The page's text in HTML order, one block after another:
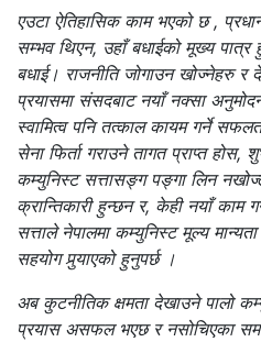
एउटा ऐतिहासिक काम भएको छ ,
सम्भव थिएन, उहाँ बधाईको मूख्य पात्र
बधाई। राजनीति जोगाउन खोज्नेहरु
प्रयासमा संसदबाट नयाँ नक्सा
स्वामित्व पनि तत्काल कायम गर्ने
सेना फिर्ता गराउने तागत प्राप्त
कम्युनिस्ट सत्तासङ्ग पङ्गा लिन
क्रान्तिकारी हुन्छन र, केही नयाँ काम
सत्ताले नेपालमा कम्युनिस्ट मूल्य
सहयोग पुर्‍याएको हुनुपर्छ ।
अब कुटनीतिक क्षमता देखाउने पालो
प्रयास असफल भएछ र नसोचिएका